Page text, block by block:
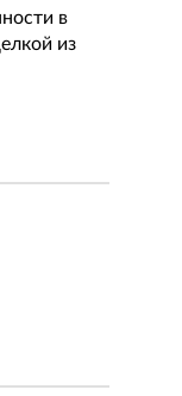
в
из